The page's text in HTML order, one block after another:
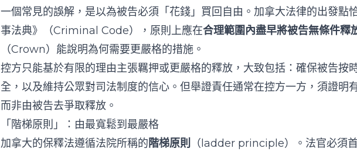
一個常見的誤解，是以為被告必須「花錢」買回自由。加拿大法律的出發點
事法典》（Criminal Code），原則上應在合理範圍內盡早將被告無條件釋
（Crown）能說明為何需要更嚴格的措施。
控方只能基於有限的理由主張羈押或更嚴格的釋放，大致包括：確保被告按
全，以及維持公眾對司法制度的信心。但舉證責任通常在控方一方，須證
而非由被告去爭取釋放。
「階梯原則」：由最寬鬆到最嚴格
加拿大的保釋法遵循法院所稱的階梯原則
（ladder principle）。法官必須